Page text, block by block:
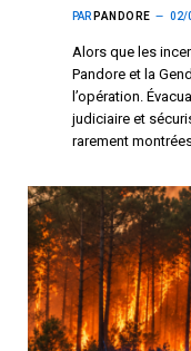
PAR PANDORE 02/
Alors que les
Pandore et la
l’opération.
judiciaire et
rarement